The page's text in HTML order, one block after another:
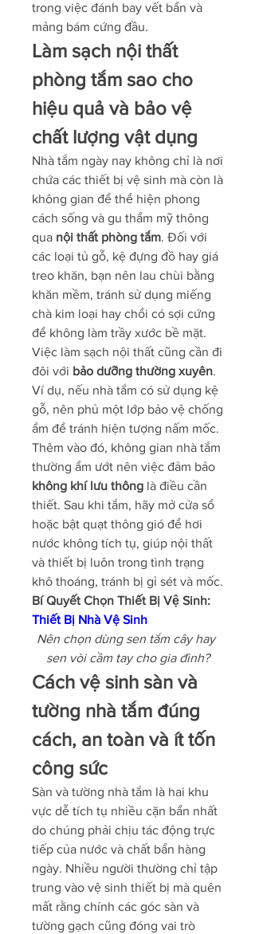
trong việc đánh bay vết bẩn và
mảng bám cứng đầu.
Làm sạch nội thất
phòng tắm sao cho
hiệu quả và bảo vệ
chất lượng vật dụng
Nhà tắm ngày nay không chỉ là nơi
chứa các thiết bị vệ sinh mà còn là
không gian để thể hiện phong
cách sống và gu thẩm mỹ thông
qua nội thất phòng tắm. Đối với
các loại tủ gỗ, kệ đựng đồ hay giá
treo khăn, bạn nên lau chùi bằng
khăn mềm, tránh sử dụng miếng
chà kim loại hay chổi có sợi cứng
để không làm trầy xước bề mặt.
Việc làm sạch nội thất cũng cần đi
đôi với bảo dưỡng thường xuyên.
Ví dụ, nếu nhà tắm có sử dụng kệ
gỗ, nên phủ một lớp bảo vệ chống
ẩm để tránh hiện tượng nấm mốc.
Thêm vào đó, không gian nhà tắm
không khí lưu thông là điều cần
thiết. Sau khi tắm, hãy mở cửa sổ
hoặc bật quạt thông gió để hơi
nước không tích tụ, giúp nội thất
và thiết bị luôn trong tình trạng
khô thoáng, tránh bị gỉ sét và mốc.
Thiết Bị Nhà Vệ Sinh
Nên chọn dùng sen tắm cây hay
sen vòi cầm tay cho gia đình?
Cách vệ sinh sàn và
tường nhà tắm đúng
cách, an toàn và ít tốn
công sức
Sàn và tường nhà tắm là hai khu
vực dễ tích tụ nhiều cặn bẩn nhất
do chúng phải chịu tác động trực
tiếp của nước và chất bẩn hàng
ngày. Nhiều người thường chỉ tập
trung vào vệ sinh thiết bị mà quên
mất rằng chính các góc sàn và
tường gạch cũng đóng vai trò